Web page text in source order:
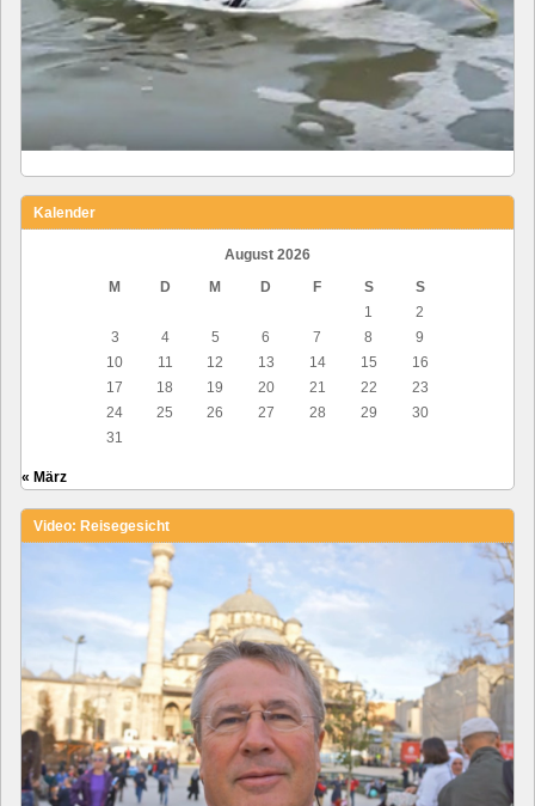
Kalender
August 2026
M
D M D F S
S
1
2
3
4 5 6 7 8
9
10
11 12 13 14 15
16
17
18 19 20 21 22
23
24
25 26 27 28 29
30
31
« März
Video: Reisegesicht